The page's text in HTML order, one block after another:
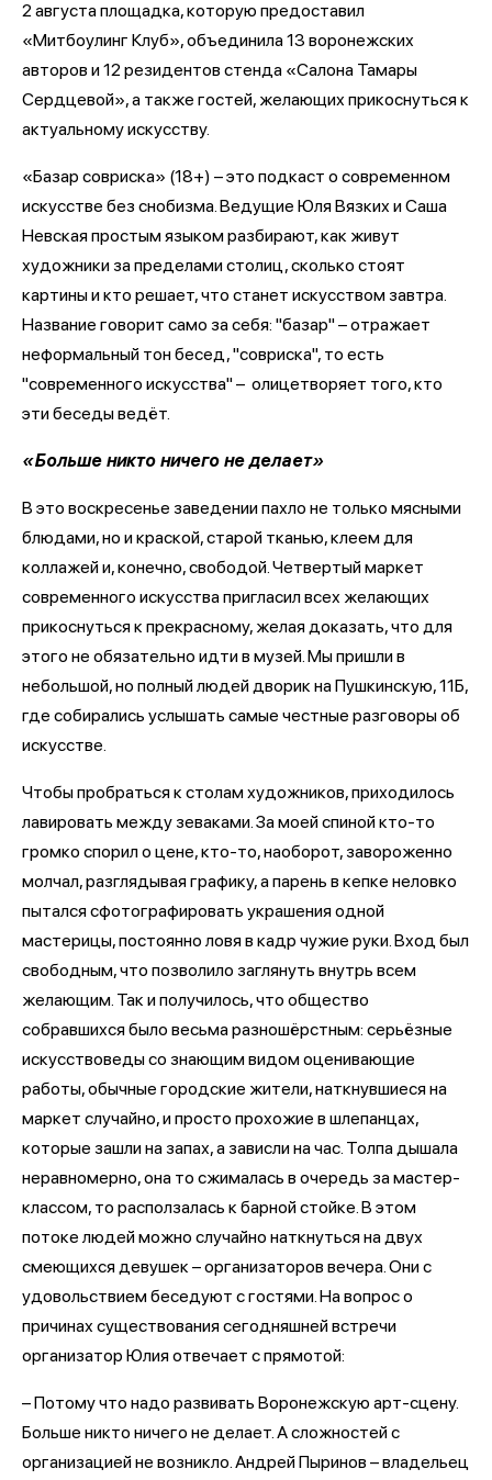
2 августа площадка, которую предоставил
«Митбоулинг Клуб», объединила 13 воронежских
авторов и 12 резидентов стенда «Салона Тамары
Сердцевой», а также гостей, желающих прикоснуться к
актуальному искусству.
«Базар совриска» (18+) – это подкаст о современном
искусстве без снобизма. Ведущие Юля Вязких и Саша
Невская простым языком разбирают, как живут
художники за пределами столиц, сколько стоят
картины и кто решает, что станет искусством завтра.
Название говорит само за себя: "базар" – отражает
неформальный тон бесед, "совриска", то есть
"современного искусства" – олицетворяет того, кто
эти беседы ведёт.
«Больше никто ничего не делает»
В это воскресенье заведении пахло не только мясными
блюдами, но и краской, старой тканью, клеем для
коллажей и, конечно, свободой. Четвертый маркет
современного искусства пригласил всех желающих
прикоснуться к прекрасному, желая доказать, что для
этого не обязательно идти в музей. Мы пришли в
небольшой, но полный людей дворик на Пушкинскую, 11Б,
где собирались услышать самые честные разговоры об
искусстве.
Чтобы пробраться к столам художников, приходилось
лавировать между зеваками. За моей спиной кто-то
громко спорил о цене, кто-то, наоборот, завороженно
молчал, разглядывая графику, а парень в кепке неловко
пытался сфотографировать украшения одной
мастерицы, постоянно ловя в кадр чужие руки. Вход был
свободным, что позволило заглянуть внутрь всем
желающим. Так и получилось, что общество
собравшихся было весьма разношёрстным: серьёзные
искусствоведы со знающим видом оценивающие
работы, обычные городские жители, наткнувшиеся на
маркет случайно, и просто прохожие в шлепанцах,
которые зашли на запах, а зависли на час. Толпа дышала
неравномерно, она то сжималась в очередь за мастер-
классом, то расползалась к барной стойке. В этом
потоке людей можно случайно наткнуться на двух
смеющихся девушек – организаторов вечера. Они с
удовольствием беседуют с гостями. На вопрос о
причинах существования сегодняшней встречи
организатор Юлия отвечает с прямотой:
– Потому что надо развивать Воронежскую арт-сцену.
Больше никто ничего не делает. А сложностей с
организацией не возникло. Андрей Пыринов – владельец